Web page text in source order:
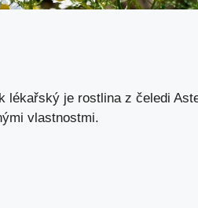
lékařský je rostlina z čeledi
vlastnostmi.